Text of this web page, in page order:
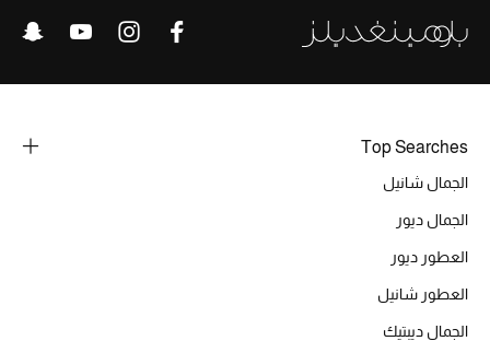
الحقائب
الحقائب النسائية
حقائب رجالية
Top Searches
الجمال شانيل
الجمال ديور
العطور ديور
العطور شانيل
الجمال ديبتيك